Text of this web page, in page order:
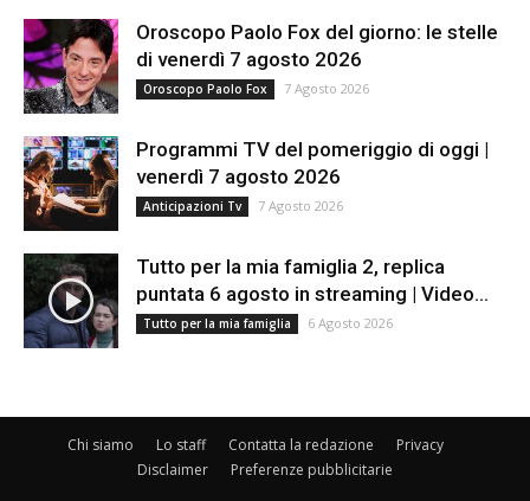
Oroscopo Paolo Fox del giorno: le stelle
di venerdì 7 agosto 2026
Oroscopo Paolo Fox 7 Agosto 2026
Programmi TV del pomeriggio di oggi |
venerdì 7 agosto 2026
Anticipazioni Tv 7 Agosto 2026
Tutto per la mia famiglia 2, replica
puntata 6 agosto in streaming | Video...
Tutto per la mia famiglia 6 Agosto 2026
Chi siamo Lo staff Contatta la redazione
Privacy
Disclaimer
Preferenze pubblicitarie